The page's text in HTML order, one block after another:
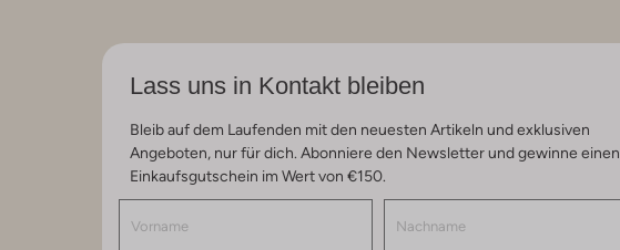
Lass uns in Kontakt bleiben
Bleib auf dem Laufenden mit den neuesten Artikeln und exklusiven
Angeboten, nur für dich. Abonniere den Newsletter und gewinne einen
Einkaufsgutschein im Wert von €150.